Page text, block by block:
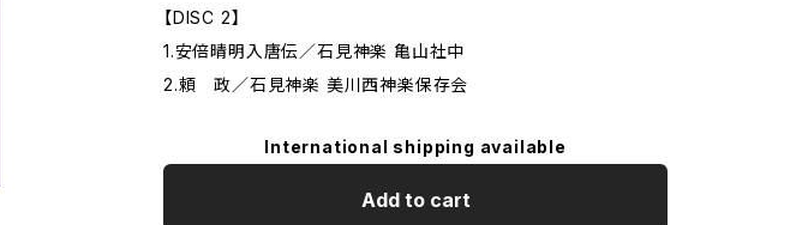
【DISC 2】
1.安倍晴明入唐伝／石見神楽 亀山社中
2.頼 政／石見神楽 美川西神楽保存会
International shipping available
Add to cart